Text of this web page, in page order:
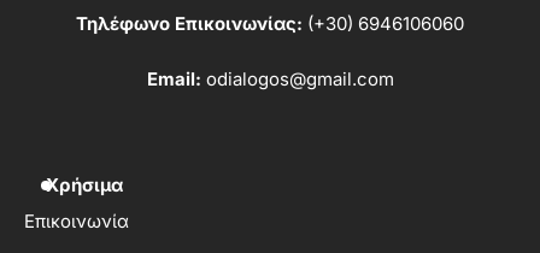
Τηλέφωνο Επικοινωνίας: (+30) 6946106060
Email: odialogos@gmail.com
Χρήσιμα
Επικοινωνία